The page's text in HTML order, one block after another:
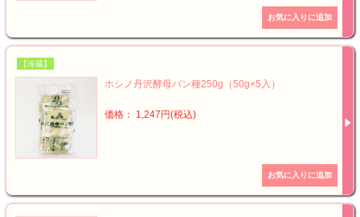
【冷蔵】
ホシノ丹沢酵母パン種250g（50g×5入）
価格： 1,247円(税込)